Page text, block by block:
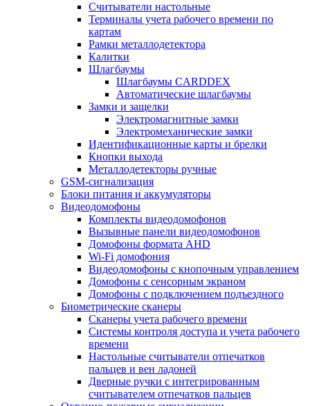
Считыватели настольные
Терминалы учета рабочего времени по
картам
Рамки металлодетектора
Калитки
Шлагбаумы
Шлагбаумы CARDDEX
Автоматические шлагбаумы
Замки и защелки
Электромагнитные замки
Электромеханические замки
Идентификационные карты и брелки
Кнопки выхода
Металлодетекторы ручные
GSM-сигнализация
Блоки питания и аккумуляторы
Видеодомофоны
Комплекты видеодомофонов
Вызывные панели видеодомофонов
Домофоны формата AHD
Wi-Fi домофония
Видеодомофоны с кнопочным управлением
Домофоны с сенсорным экраном
Домофоны с подключением подъездного
Биометрические сканеры
Сканеры учета рабочего времени
Системы контроля доступа и учета рабочего
времени
Настольные считыватели отпечатков
пальцев и вен ладоней
Дверные ручки с интегрированным
считывателем отпечатков пальцев